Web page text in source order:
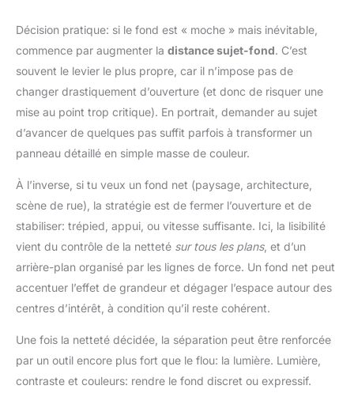
Décision pratique: si le fond est « moche » mais inévitable,
commence par augmenter la distance sujet-fond. C’est
souvent le levier le plus propre, car il n’impose pas de
changer drastiquement d’ouverture (et donc de risquer une
mise au point trop critique). En portrait, demander au sujet
d’avancer de quelques pas suffit parfois à transformer un
panneau détaillé en simple masse de couleur.
À l’inverse, si tu veux un fond net (paysage, architecture,
scène de rue), la stratégie est de fermer l’ouverture et de
stabiliser: trépied, appui, ou vitesse suffisante. Ici, la lisibilité
vient du contrôle de la netteté sur tous les plans, et d’un
arrière-plan organisé par les lignes de force. Un fond net peut
accentuer l’effet de grandeur et dégager l’espace autour des
centres d’intérêt, à condition qu’il reste cohérent.
Une fois la netteté décidée, la séparation peut être renforcée
par un outil encore plus fort que le flou: la lumière. Lumière,
contraste et couleurs: rendre le fond discret ou expressif.